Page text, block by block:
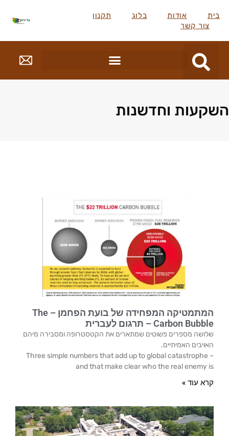
בית אודות בלוג
תקנון
צור קשר
השקעות וחדשנות
המתמטיקה המפחידה של בועת הפחמן – The
Carbon Bubble – תרגום לעברית
שלושה מספרים פשוטים שמתארים את הקטסטרופה ומסבירה מיהם
האויבים האמיתיים.
Three simple numbers that add up to global catastrophe –
and that make clear who the real enemy is
קרא עוד »